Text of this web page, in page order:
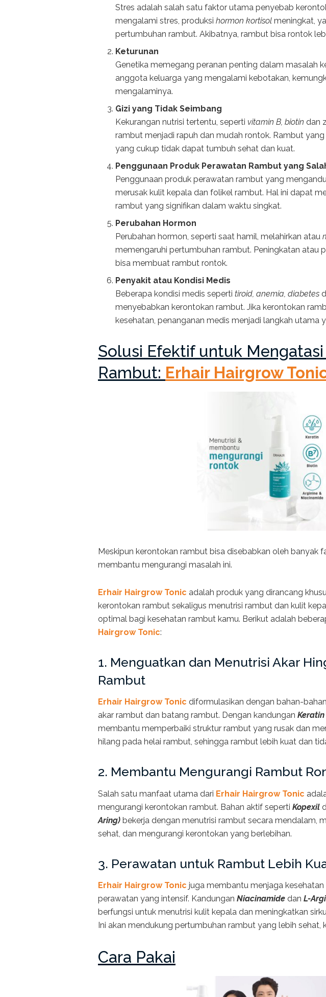
Stres adalah salah satu faktor utama penyebab
mengalami stres, produksihormon kortisol meningkat,
pertumbuhan rambut. Akibatnya, rambut bisa rontok
Keturunan
Genetika memegang peranan penting dalam masalah
anggota keluarga yang mengalami kebotakan,
mengalaminya.
Gizi yang Tidak Seimbang
Kekurangan nutrisi tertentu, seperti vitamin B, biotin dan
rambut menjadi rapuh dan mudah rontok. Rambut
yang cukup tidak dapat tumbuh sehat dan kuat.
Penggunaan Produk Perawatan Rambut yang
Penggunaan produk perawatan rambut yang
merusak kulit kepala dan folikel rambut. Hal ini dapat
rambut yang signifikan dalam waktu singkat.
Perubahan Hormon
Perubahan hormon, seperti saat hamil, melahirkan atau
memengaruhi pertumbuhan rambut. Peningkatan atau
bisa membuat rambut rontok.
Penyakit atau Kondisi Medis
Beberapa kondisi medis sepertitiroid, anemia, diabetes
menyebabkan kerontokan rambut. Jika kerontokan
kesehatan, penanganan medis menjadi langkah utama
Solusi Efektif untuk
Rambut: Erhair Hairgrow
Meskipun kerontokan rambut bisa disebabkan oleh banyak
membantu mengurangi masalah ini.
Erhair Hairgrow Tonic adalah produk yang dirancang
kerontokan rambut sekaligus menutrisi rambut dan kulit
optimal bagi kesehatan rambut kamu. Berikut adalah
Hairgrow Tonic:
1. Menguatkan dan Menutrisi Akar
Rambut
Erhair Hairgrow Tonic diformulasikan dengan bahan-
akar rambut dan batang rambut. Dengan kandungan Keratin
membantu memperbaiki struktur rambut yang rusak dan
hilang pada helai rambut, sehingga rambut lebih kuat dan
2. Membantu Mengurangi Rambut
Salah satu manfaat utama dari Erhair Hairgrow Tonic
mengurangi kerontokan rambut. Bahan aktif seperti Kopexil
Aring) bekerja dengan menutrisi rambut secara mendalam,
sehat, dan mengurangi kerontokan yang berlebihan.
3. Perawatan untuk Rambut Lebih
Erhair Hairgrow Tonic juga membantu menjaga
perawatan yang intensif. Kandungan Niacinamide dan L-
berfungsi untuk menutrisi kulit kepala dan meningkatkan
Ini akan mendukung pertumbuhan rambut yang lebih sehat,
Cara Pakai